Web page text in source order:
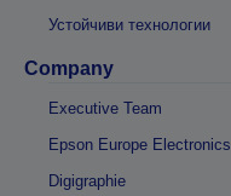
Устойчиви технологии
Company
Executive Team
Epson Europe Electronics
Digigraphie